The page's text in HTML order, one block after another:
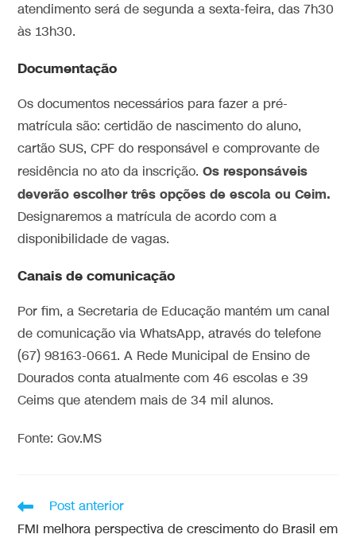
atendimento será de segunda a sexta-feira, das 7h30
às 13h30.
Documentação
Os documentos necessários para fazer a pré-
matrícula são: certidão de nascimento do aluno,
cartão SUS, CPF do responsável e comprovante de
residência no ato da inscrição.Os responsáveis
deverão escolher três opções de escola ou Ceim.
Designaremos a matrícula de acordo com a
disponibilidade de vagas.
Canais de comunicação
Por fim, a Secretaria de Educação mantém um canal
de comunicação via WhatsApp, através do telefone
(67) 98163-0661. A Rede Municipal de Ensino de
Dourados conta atualmente com 46 escolas e 39
Ceims que atendem mais de 34 mil alunos.
Fonte: Gov.MS
Post anterior
FMI melhora perspectiva de crescimento do Brasil em